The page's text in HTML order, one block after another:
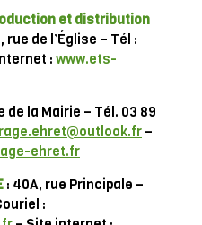
et distribution
rue de l’Église – Tél :
:www.ets-
de la Mairie – Tél. 03 89
–
ehret.fr
: 40A, rue Principale –
: